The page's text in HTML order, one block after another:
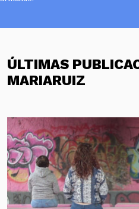
ÚLTIMAS
MARIARUIZ